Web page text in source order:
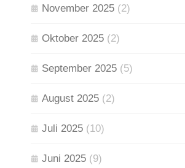
November 2025 (2)
Oktober 2025 (2)
September 2025 (5)
August 2025 (2)
Juli 2025 (10)
Juni 2025 (9)